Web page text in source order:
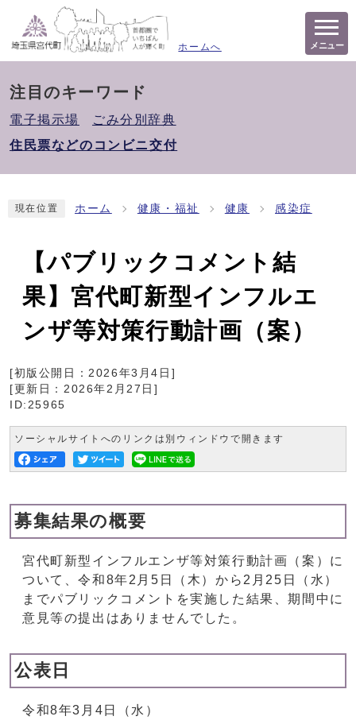
ホームへ メニュー
注目のキーワード
電子掲示場
ごみ分別辞典
住民票などのコンビニ交付
現在位置 ホーム 健康・福祉 健康 感染症
【パブリックコメント結
果】宮代町新型インフルエ
ンザ等対策行動計画（案）
[初版公開日：2026年3月4日 ]
[更新日： 2026年2月27日 ]
ID:25965
ソーシャルサイトへのリンクは別ウィンドウで開きます
募集結果の概要
宮代町新型インフルエンザ等対策行動計画（案）に
ついて、令和8年2月5日（木）から2月25日（水）
までパブリックコメントを実施した結果、期間中に
意見等の提出はありませんでした。
公表日
令和8年3月4日（水）